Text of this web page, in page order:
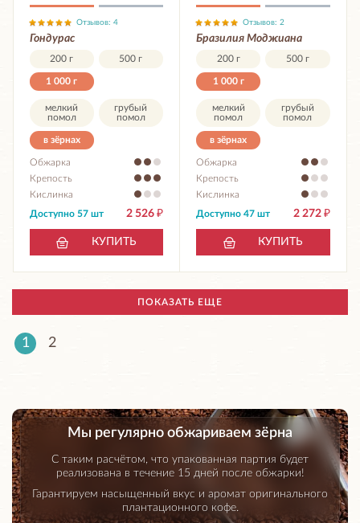
Отзывов: 4
Гондурас
200 г 500 г
1 000 г
мелкий
помол
грубый
помол
в зёрнах
Обжарка
Крепость
Кислинка
2 526 ₽
Доступно 57 шт
КУПИТЬ
Отзывов: 2
Бразилия Моджиана
200 г 500 г
1 000 г
мелкий
помол
грубый
помол
в зёрнах
Обжарка
Крепость
Кислинка
2 272 ₽
Доступно 47 шт
КУПИТЬ
ПОКАЗАТЬ ЕЩЕ
1 2
Мы регулярно обжариваем зёрна
С таким расчётом, что упакованная партия будет
реализована в течение 15 дней после обжарки!
Гарантируем насыщенный вкус и аромат оригинального
плантационного кофе.